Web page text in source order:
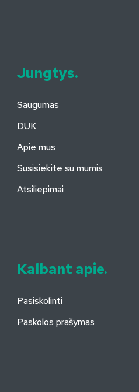
Jungtys.
Saugumas
DUK
Apie mus
Susisiekite su mumis
Atsiliepimai
Kalbant apie.
Pasiskolinti
Paskolos prašymas